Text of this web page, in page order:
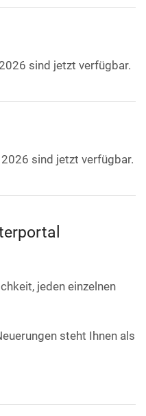
sind jetzt verfügbar.
sind jetzt verfügbar.
jeden einzelnen
steht Ihnen als